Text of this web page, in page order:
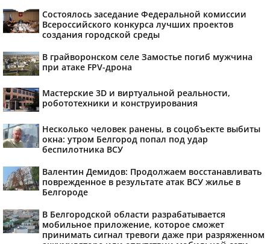
Состоялось заседание Федеральной комиссии
Всероссийского конкурса лучших проектов
создания городской среды
В грайворонском селе Замостье погиб мужчина
при атаке FPV-дрона
Мастерские 3D и виртуальной реальности,
робототехники и конструирования
Несколько человек ранены, в соцобъекте выбиты
окна: утром Белгород попал под удар
беспилотника ВСУ
Валентин Демидов: Продолжаем восстанавливать
поврежденное в результате атак ВСУ жилье в
Белгороде
В Белгородской области разрабатывается
мобильное приложение, которое сможет
принимать сигнал тревоги даже при разряженном